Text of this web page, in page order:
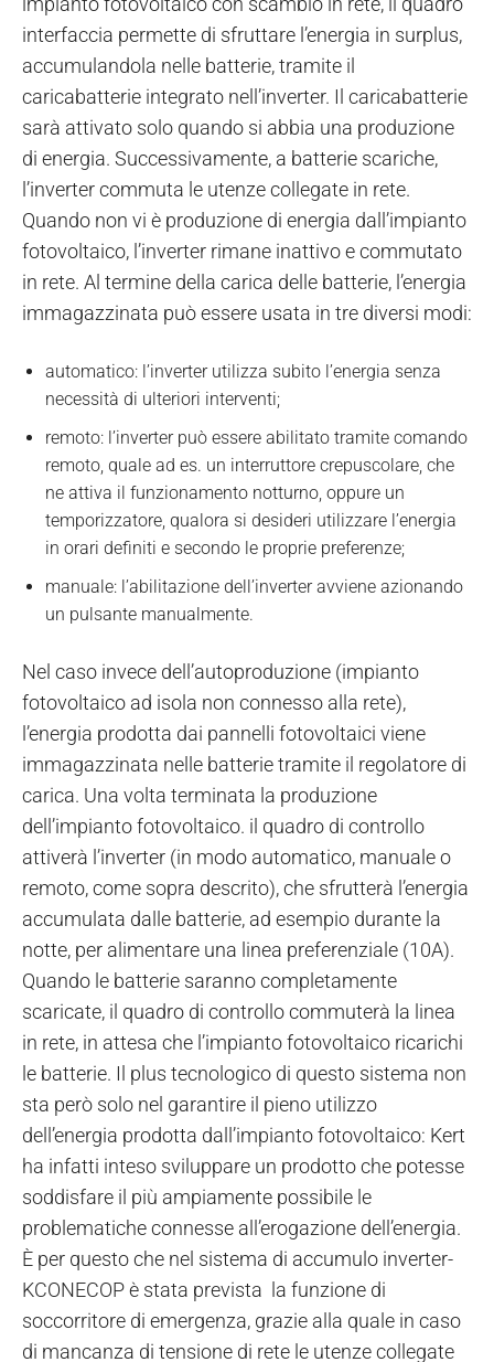
interfaccia permette di sfruttare l’energia in surplus,
accumulandola nelle batterie, tramite il
caricabatterie integrato nell’inverter. Il caricabatterie
sarà attivato solo quando si abbia una produzione
di energia. Successivamente, a batterie scariche,
l’inverter commuta le utenze collegate in rete.
Quando non vi è produzione di energia dall’impianto
fotovoltaico, l’inverter rimane inattivo e commutato
in rete. Al termine della carica delle batterie, l’energia
immagazzinata può essere usata in tre diversi modi:
automatico: l’inverter utilizza subito l’energia senza
necessità di ulteriori interventi;
remoto: l’inverter può essere abilitato tramite comando
remoto, quale ad es. un interruttore crepuscolare, che
ne attiva il funzionamento notturno, oppure un
temporizzatore, qualora si desideri utilizzare l’energia
in orari definiti e secondo le proprie preferenze;
manuale: l’abilitazione dell’inverter avviene azionando
un pulsante manualmente.
Nel caso invece dell’autoproduzione (impianto
fotovoltaico ad isola non connesso alla rete),
l’energia prodotta dai pannelli fotovoltaici viene
immagazzinata nelle batterie tramite il regolatore di
carica. Una volta terminata la produzione
dell’impianto fotovoltaico. il quadro di controllo
attiverà l’inverter (in modo automatico, manuale o
remoto, come sopra descrito), che sfrutterà l’energia
accumulata dalle batterie, ad esempio durante la
notte, per alimentare una linea preferenziale (10A).
Quando le batterie saranno completamente
scaricate, il quadro di controllo commuterà la linea
in rete, in attesa che l’impianto fotovoltaico ricarichi
le batterie. Il plus tecnologico di questo sistema non
sta però solo nel garantire il pieno utilizzo
dell’energia prodotta dall’impianto fotovoltaico: Kert
ha infatti inteso sviluppare un prodotto che potesse
soddisfare il più ampiamente possibile le
problematiche connesse all’erogazione dell’energia.
È per questo che nel sistema di accumulo inverter-
KCONECOP è stata prevista la funzione di
soccorritore di emergenza, grazie alla quale in caso
di mancanza di tensione di rete le utenze collegate